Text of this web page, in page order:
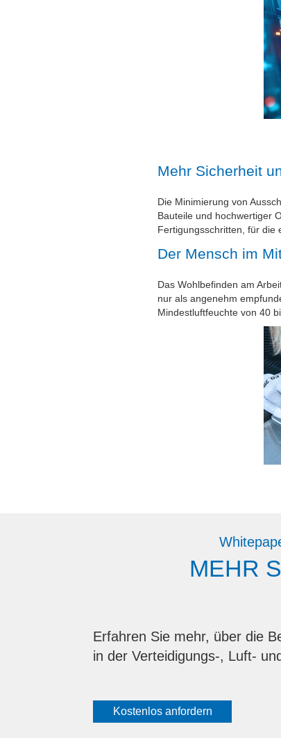
Mehr Sicherheit
Die Minimierung von
Bauteile und hochwertiger
Fertigungsschritten, für die
Der Mensch im
Das Wohlbefinden am
nur als angenehm
Mindestluftfeuchte von 40
MEHR
Erfahren Sie mehr, über die
in der Verteidigungs-, Luft-
Kostenlos anfordern